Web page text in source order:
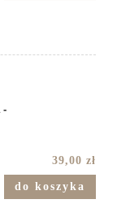
-
39,00 zł
do koszyka